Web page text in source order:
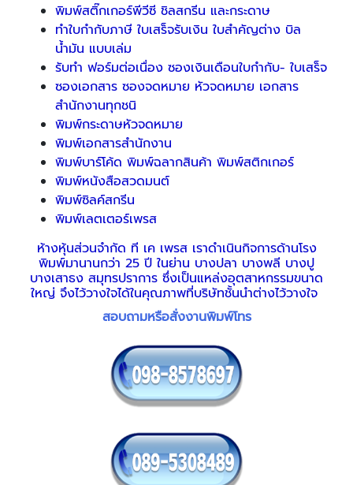
พิมพ์สติ๊กเกอร์พีวีซี ชิลสกรีน และกระดาษ
ทำใบกำกับภาษี ใบเสร็จรับเงิน ใบสำคัญต่าง บิล
น้ำมัน แบบเล่ม
รับทำ ฟอร์มต่อเนื่อง ซองเงินเดือนใบกำกับ- ใบเสร็จ
ซองเอกสาร ซองจดหมาย หัวจดหมาย เอกสาร
สำนักงานทุกชนิ
พิมพ์กระดาษหัวจดหมาย
พิมพ์เอกสารสำนักงาน
พิมพ์บาร์โค้ด พิมพ์ฉลากสินค้า พิมพ์สติกเกอร์
พิมพ์หนังสือสวดมนต์
พิมพ์ซิลค์สกรีน
พิมพ์เลตเตอร์เพรส
ห้างหุ้นส่วนจำกัด ที เค เพรส เราดำเนินกิจการด้านโรง
พิมพ์มานานกว่า 25 ปี ในย่าน บางปลา บางพลี บางปู
บางเสาธง สมุทรปราการ ซึ่งเป็นแหล่งอุตสาหกรรมขนาด
ใหญ่ จึงไว้วางใจได้ในคุณภาพที่บริษัทชั้นนำต่างไว้วางใจ
สอบถามหรือสั่งงานพิมพ์โทร